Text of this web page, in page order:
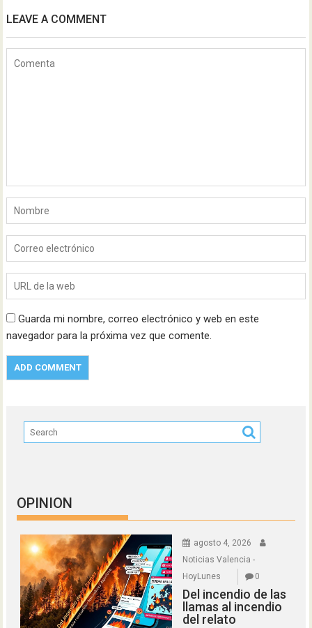
LEAVE A COMMENT
Guarda mi nombre, correo electrónico y web en este
navegador para la próxima vez que comente.
OPINION
agosto 4, 2026
Noticias Valencia -
HoyLunes
0
Del incendio de las
llamas al incendio
del relato